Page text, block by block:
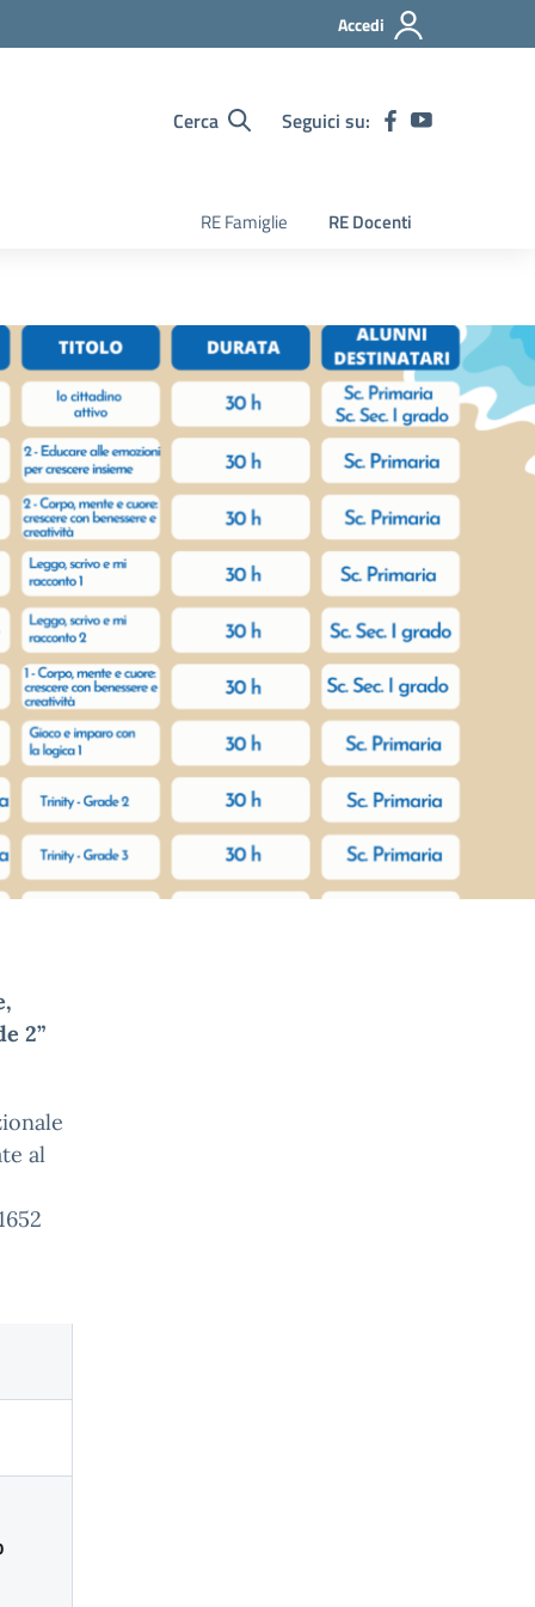
Accedi
Cerca Seguici su:
RE Famiglie RE Docenti
2”
al